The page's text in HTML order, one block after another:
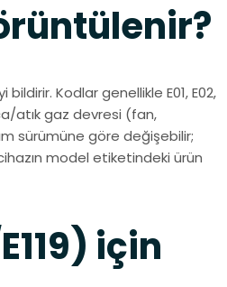
Kodlar genellikle E01, E02,
atık gaz devresi (fan,
sürümüne göre değişebilir;
model etiketindeki ürün
için